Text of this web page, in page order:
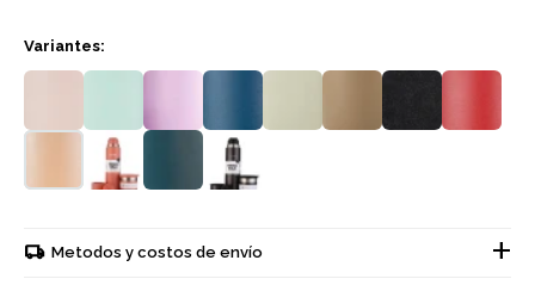
Variantes:
Metodos y costos de envío